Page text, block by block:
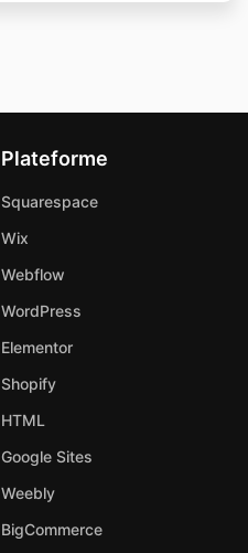
Plateforme
Squarespace
Wix
Webflow
WordPress
Elementor
Shopify
HTML
Google Sites
Weebly
BigCommerce